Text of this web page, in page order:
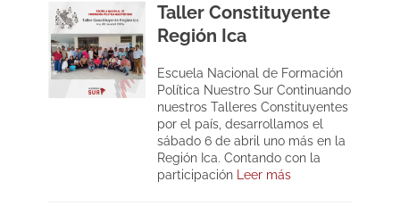
Taller Constituyente
Región Ica
Escuela Nacional de Formación
Política Nuestro Sur Continuando
nuestros Talleres Constituyentes
por el país, desarrollamos el
sábado 6 de abril uno más en la
Región Ica. Contando con la
participación
Leer más